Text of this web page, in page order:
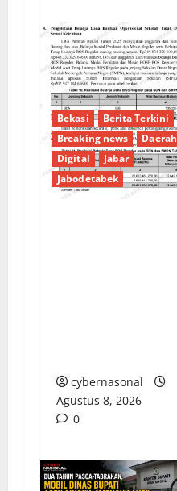
Bekasi
Berita Terkini
Breaking news
Daerah
Digital
Jabar
Jabodetabek
cybernasonal
Agustus 8, 2026
0